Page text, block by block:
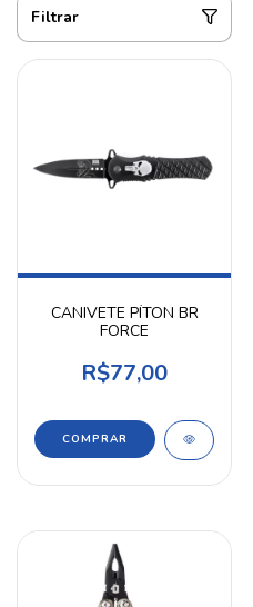
Filtrar
CANIVETE PÍTON BR
FORCE
R$77,00